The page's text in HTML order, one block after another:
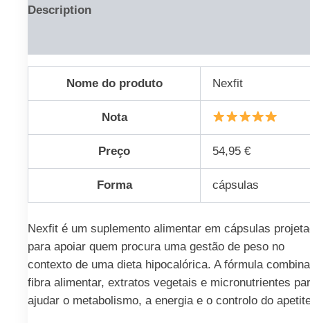
Description
Nome do produto Nexfit
Nota
Preço 54,95 €
Forma cápsulas
Nexfit é um suplemento alimentar em cápsulas
para apoiar quem procura uma gestão de peso no
contexto de uma dieta hipocalórica. A fórmula combina
fibra alimentar, extratos vegetais e micronutrientes
ajudar o metabolismo, a energia e o controlo do